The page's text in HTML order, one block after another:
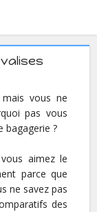
vous ne
pas vous
bagagerie ?
aimez le
parce que
ne savez pas
des